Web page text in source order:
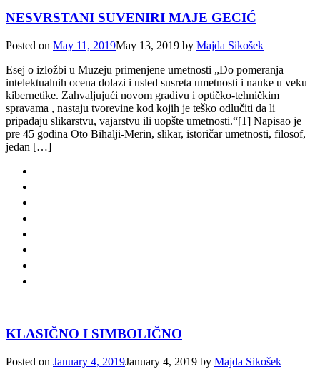
NESVRSTANI SUVENIRI MAJE GECIĆ
Posted on May 11, 2019May 13, 2019 by Majda Sikošek
Esej o izložbi u Muzeju primenjene umetnosti „Do pomeranja
intelektualnih ocena dolazi i usled susreta umetnosti i nauke u veku
kibernetike. Zahvaljujući novom gradivu i optičko-tehničkim
spravama , nastaju tvorevine kod kojih je teško odlučiti da li
pripadaju slikarstvu, vajarstvu ili uopšte umetnosti.“[1] Napisao je
pre 45 godina Oto Bihalji-Merin, slikar, istoričar umetnosti, filosof,
jedan […]
KLASIČNO I SIMBOLIČNO
Posted on January 4, 2019January 4, 2019 by Majda Sikošek